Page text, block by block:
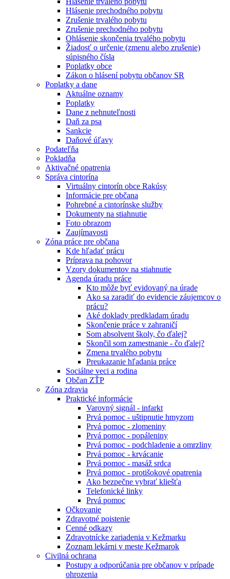
Hlásenie prechodného pobytu
Zrušenie trvalého pobytu
Zrušenie prechodného pobytu
Ohlásenie skončenia trvalého pobytu
Žiadosť o určenie (zmenu alebo zrušenie)
súpisného čísla
Poplatky obce
Zákon o hlásení pobytu občanov SR
Poplatky a dane
Aktuálne oznamy
Poplatky
Dane z nehnuteľnosti
Daň za psa
Sankcie
Daňové úľavy
Podateľňa
Pokladňa
Aktivačné opatrenia
Správa cintorína
Virtuálny cintorín obce Rakúsy
Informácie pre občana
Pohrebné a cintorínske služby
Dokumenty na stiahnutie
Foto obrazom
Zaujímavosti
Zóna práce pre občana
Kde hľadať prácu
Príprava na pohovor
Vzory dokumentov na stiahnutie
Agenda úradu práce
Kto môže byť evidovaný na úrade
Ako sa zaradiť do evidencie záujemcov o
prácu?
Aké doklady predkladam úradu
Skončenie práce v zahraničí
Som absolvent školy, čo ďalej?
Skončil som zamestnanie - čo ďalej?
Zmena trvalého pobytu
Preukazanie hľadania práce
Sociálne veci a rodina
Občan ZŤP
Zóna zdravia
Praktické informácie
Varovný signál - infarkt
Prvá pomoc - uštipnutie hmyzom
Prvá pomoc - zlomeniny
Prvá pomoc - popáleniny
Prvá pomoc - podchladenie a omrzliny
Prvá pomoc - krvácanie
Prvá pomoc - masáž srdca
Prvá pomoc - protišokové opatrenia
Ako bezpečne vybrať kliešťa
Telefonické linky
Prvá pomoc
Očkovanie
Zdravotné poistenie
Cenné odkazy
Zdravotnícke zariadenia v Kežmarku
Zoznam lekárni v meste Kežmarok
Civilná ochrana
Postupy a odporúčania pre občanov v prípade
ohrozenia